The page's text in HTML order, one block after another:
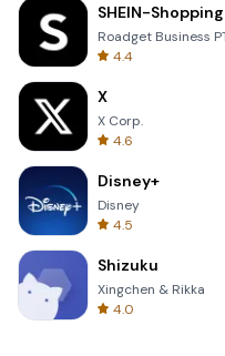
SHEIN-
Roadget Business
4.4
X
X Corp.
4.6
Disney+
Disney
4.5
Shizuku
Xingchen & Rikka
4.0